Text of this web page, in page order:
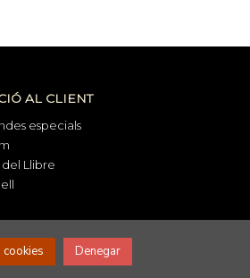
AL CLIENT
especials
del Llibre
Denegar